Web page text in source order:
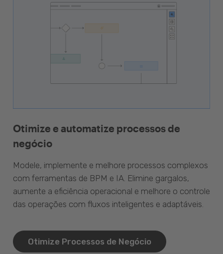
Otimize e automatize processos de
negócio
Modele, implemente e melhore processos complexos
com ferramentas de BPM e IA. Elimine gargalos,
aumente a eficiência operacional e melhore o controle
das operações com fluxos inteligentes e adaptáveis.
Otimize Processos de Negócio